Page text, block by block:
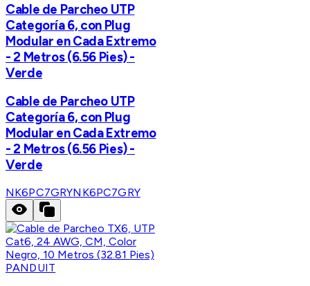
Cable de Parcheo UTP
Categoría 6, con Plug
Modular en Cada Extremo
- 2 Metros (6.56 Pies) -
Verde
Cable de Parcheo UTP
Categoría 6, con Plug
Modular en Cada Extremo
- 2 Metros (6.56 Pies) -
Verde
NK6PC7GRYNK6PC7GRY
PANDUIT